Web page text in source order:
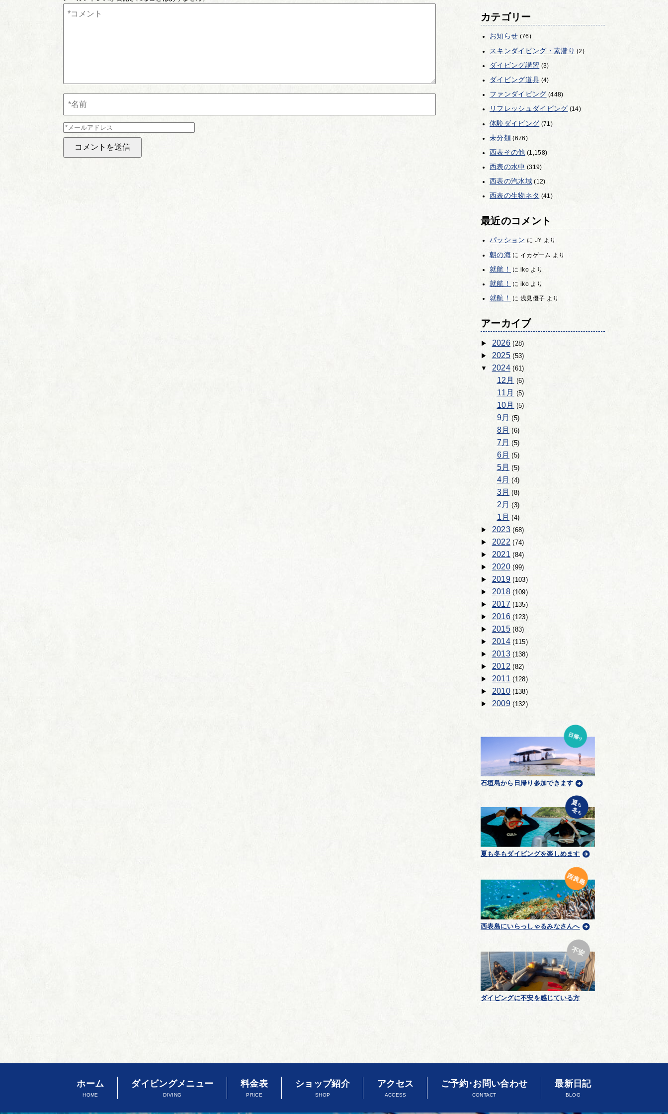
カテゴリー
お知らせ (76)
スキンダイビング・素潜り (2)
ダイビング講習 (3)
ダイビング道具 (4)
ファンダイビング (448)
リフレッシュダイビング (14)
体験ダイビング (71)
未分類(676)
西表その他 (1,158)
西表の水中 (319)
西表の汽水域(12)
西表の生物ネタ (41)
最近のコメント
パッション に JY より
朝の海に イカゲーム より
就航！ に ikoより
就航！ に ikoより
就航！ に 浅見優子 より
アーカイブ
2026(28)
2025(53)
2024(61)
12月 (6)
11月 (5)
10月 (5)
9月 (5)
8月 (6)
7月 (5)
6月 (5)
5月 (5)
4月 (4)
3月 (8)
2月 (3)
1月 (4)
2023(68)
2022(74)
2021(84)
2020(99)
2019(103)
2018(109)
2017 (135)
2016(123)
2015(83)
2014(115)
2013(138)
2012 (82)
2011(128)
2010(138)
2009(132)
石垣島から日帰り参加できます
夏も冬もダイビングを楽しめます
西表島にいらっしゃるみなさんへ
ダイビングに不安を感じている方
ホーム
HOME
ダイビングメニュー
DIVING
料金表
PRICE
ショップ紹介
SHOP
アクセス
ACCESS
ご予約･お問い合わせ
CONTACT
最新日記
BLOG